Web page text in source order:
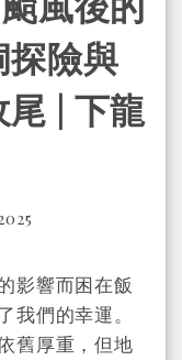
險與
| 下龍
影響而困在飯
我們的幸運。
舊厚重，但地